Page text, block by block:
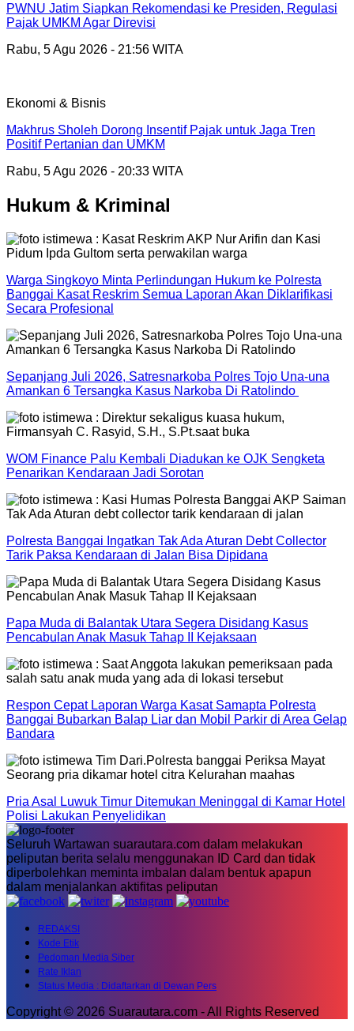
PWNU Jatim Siapkan Rekomendasi ke Presiden, Regulasi
Pajak UMKM Agar Direvisi
Rabu, 5 Agu 2026 - 21:56 WITA
Ekonomi & Bisnis
Makhrus Sholeh Dorong Insentif Pajak untuk Jaga Tren
Positif Pertanian dan UMKM
Rabu, 5 Agu 2026 - 20:33 WITA
Hukum & Kriminal
Warga Singkoyo Minta Perlindungan Hukum ke Polresta
Banggai Kasat Reskrim Semua Laporan Akan Diklarifikasi
Secara Profesional
Sepanjang Juli 2026, Satresnarkoba Polres Tojo Una-una
Amankan 6 Tersangka Kasus Narkoba Di Ratolindo
WOM Finance Palu Kembali Diadukan ke OJK Sengketa
Penarikan Kendaraan Jadi Sorotan
Polresta Banggai Ingatkan Tak Ada Aturan Debt Collector
Tarik Paksa Kendaraan di Jalan Bisa Dipidana
Papa Muda di Balantak Utara Segera Disidang Kasus
Pencabulan Anak Masuk Tahap II Kejaksaan
Respon Cepat Laporan Warga Kasat Samapta Polresta
Banggai Bubarkan Balap Liar dan Mobil Parkir di Area Gelap
Bandara
Pria Asal Luwuk Timur Ditemukan Meninggal di Kamar Hotel
Polisi Lakukan Penyelidikan
Seluruh Wartawan suarautara.com dalam melakukan
peliputan berita selalu menggunakan ID Card dan tidak
diperbolehkan meminta imbalan dalam bentuk apapun
dalam menjalankan aktifitas peliputan
REDAKSI
Kode Etik
Pedoman Media Siber
Rate Iklan
Status Media : Didaftarkan di Dewan Pers
Copyright © 2026 Suarautara.com - All Rights Reserved